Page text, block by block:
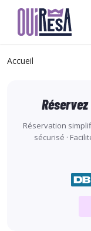
contenu
Accueil
Réservation
sécurisé ·